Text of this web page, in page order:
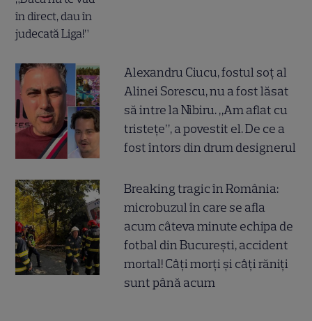
Alexandru Ciucu, fostul soț al
Alinei Sorescu, nu a fost lăsat
să intre la Nibiru. „Am aflat cu
tristețe”, a povestit el. De ce a
fost întors din drum designerul
Breaking tragic în România:
microbuzul în care se afla
acum câteva minute echipa de
fotbal din București, accident
mortal! Câți morți și câți răniți
sunt până acum